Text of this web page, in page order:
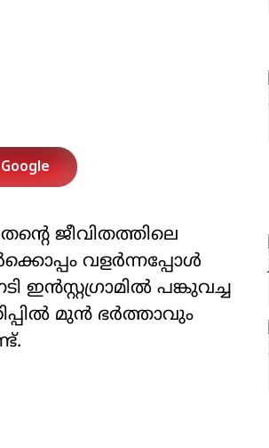
ജീവിതത്തിലെ
വളർന്നപ്പോൾ
ഇൻസ്റ്റ​ഗ്രാമിൽ പങ്കുവച്ച
മുൻ ഭർത്താവും